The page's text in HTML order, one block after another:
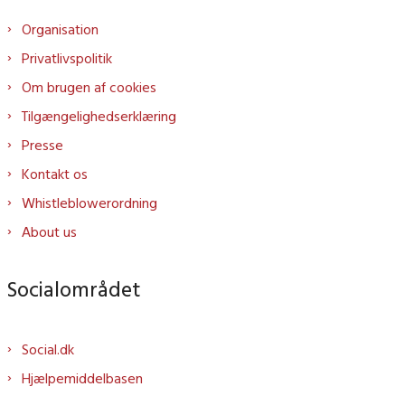
Organisation
Privatlivspolitik
Om brugen af cookies
Tilgængelighedserklæring
Presse
Kontakt os
Whistleblowerordning
About us
Socialområdet
Social.dk
Hjælpemiddelbasen